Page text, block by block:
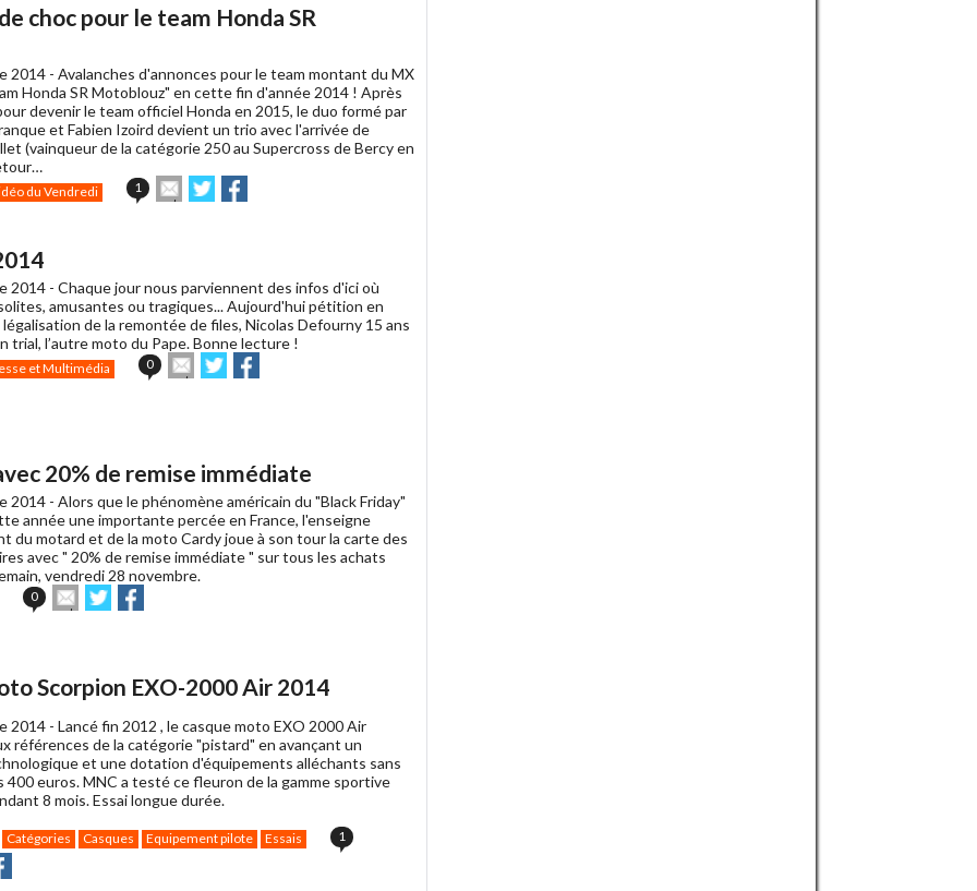
ami
choc pour le team Honda SR
2014 - Avalanches d'annonces pour le team montant du MX
Honda SR Motoblouz" en cette fin d'année 2014 ! Après
devenir le team officiel Honda en 2015, le duo formé par
et Fabien Izoird devient un trio avec l'arrivée de
(vainqueur de la catégorie 250 au Supercross de Bercy en
du Vendredi 1
Envoyer
cet
Partager
sur sur
2014 - Chaque jour nous parviennent des infos d'ici où
amusantes ou tragiques... Aujourd'hui pétition en
de la remontée de files, Nicolas Defourny 15 ans
trial, l’autre moto du Pape. Bonne lecture !
et Multimédia 0
Envoyer
cet
Partager
sur sur
20% de remise immédiate
2014 - Alors que le phénomène américain du "Black Friday"
année une importante percée en France, l'enseigne
du motard et de la moto Cardy joue à son tour la carte des
avec " 20% de remise immédiate " sur tous les achats
vendredi 28 novembre.
0
Envoyer
cet
ami
Partager
sur sur
Scorpion EXO-2000 Air 2014
2014 - Lancé fin 2012 , le casque moto EXO 2000 Air
références de la catégorie "pistard" en avançant un
et une dotation d'équipements alléchants sans
400 euros. MNC a testé ce fleuron de la gamme sportive
8 mois. Essai longue durée.
Catégories Casques Equipement pilote Essais 1